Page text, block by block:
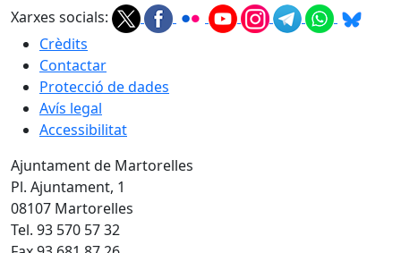
Xarxes socials:
Crèdits
Contactar
Protecció de dades
Avís legal
Accessibilitat
Ajuntament de Martorelles
Pl. Ajuntament, 1
08107 Martorelles
Tel. 93 570 57 32